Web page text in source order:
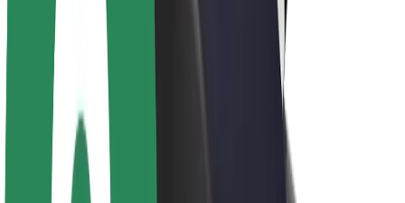
Karrierer
Bærekraft hos Bolt
Prosjekt Zero
Blogg
Nyhetsrom